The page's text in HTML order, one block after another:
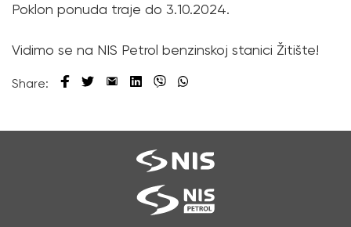
Poklon ponuda traje do 3.10.2024.
Vidimo se na NIS Petrol benzinskoj stanici Žitište!
Share: